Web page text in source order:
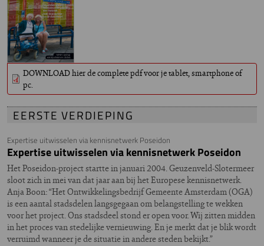
EERSTE VERDIEPING
Expertise uitwisselen via kennisnetwerk Poseidon
Expertise uitwisselen via kennisnetwerk Poseidon
Het Poseidon-project startte in januari 2004. Geuzenveld-Slotermeer
sloot zich in mei van dat jaar aan bij het Europese kennisnetwerk.
Anja Boon: “Het Ontwikkelingsbedrijf Gemeente Amsterdam (OGA)
is een aantal stadsdelen langsgegaan om belangstelling te wekken
voor het project. Ons stadsdeel stond er open voor. Wij zitten midden
in het proces van stedelijke vernieuwing. En je merkt dat je blik wordt
verruimd wanneer je de situatie in andere steden bekijkt.”
DOWNLOAD hier de complete pdf voor je tablet, smartphone of
pc.